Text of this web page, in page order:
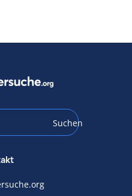
Suchen